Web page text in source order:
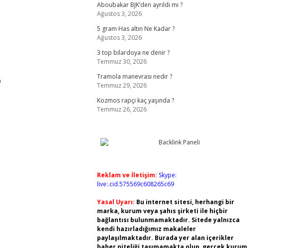
Aboubakar BJK’den ayrıldı mı ?
Ağustos 3, 2026
5 gram Has altın Ne Kadar ?
Ağustos 3, 2026
3 top bilardoya ne denir ?
Temmuz 30, 2026
Tramola manevrası nedir ?
Temmuz 29, 2026
Kozmos rapçi kaç yaşında ?
Temmuz 26, 2026
Reklam ve İletişim: Skype:
live:.cid.575569c608265c69
Yasal Uyarı: Bu internet sitesi, herhangi bir
marka, kurum veya şahıs şirketi ile hiçbir
bağlantısı bulunmamaktadır. Sitede yalnızca
kendi hazırladığımız makaleler
paylaşılmaktadır. Burada yer alan içerikler